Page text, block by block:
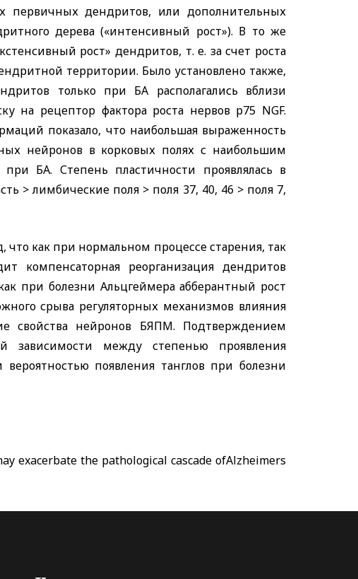
первичных дендритов, или дополнительных
дерева («интенсивный рост»). В то же
рост» дендритов, т. е. за счет роста
территории. Было установлено также,
только при БА располагались вблизи
на рецептор фактора роста нервов р75 NGF.
показало, что наибольшая выраженность
нейронов в корковых полях с наибольшим
БА. Степень пластичности проявлялась в
> лимбические поля > поля 37, 40, 46 > поля 7,
что как при нормальном процессе старения, так
компенсаторная реорганизация дендритов
при болезни Альцгеймера абберантный рост
срыва регуляторных механизмов влияния
свойства нейронов БЯПМ. Подтверждением
между степенью проявления
появления танглов при болезни
exacerbate the pathological cascade ofAlzheimers